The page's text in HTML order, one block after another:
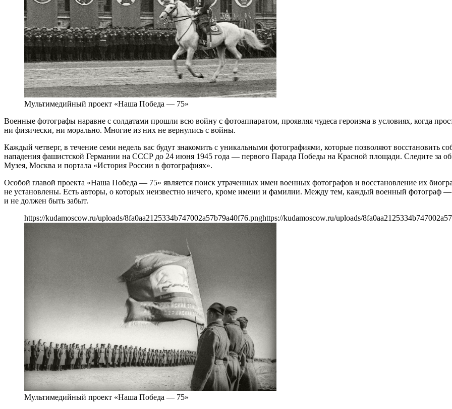
Мультимедийный проект «Наша Победа — 75»
Военные фотографы наравне с солдатами прошли всю войну с фотоаппаратом, проявляя чудеса героизма в условиях, когда
ни физически, ни морально. Многие из них не вернулись с войны.
Каждый четверг, в течение семи недель вас будут знакомить с уникальными фотографиями, которые позволяют
нападения фашистcкой Германии на СССР до 24 июня 1945 года — первого Парада Победы на Красной площади. Следите за
Музея, Москва и портала «История России в фотографиях».
Особой главой проекта «Наша Победа — 75» является поиск утраченных имен военных фотографов и восстановление их
не установлены. Есть авторы, о которых неизвестно ничего, кроме имени и фамилии. Между тем, каждый военный фотограф
и не должен быть забыт.
https://kudamoscow.ru/uploads/8fa0aa2125334b747002a57b79a40f76.pnghttps://kudamoscow.ru/uploads/
Мультимедийный проект «Наша Победа — 75»